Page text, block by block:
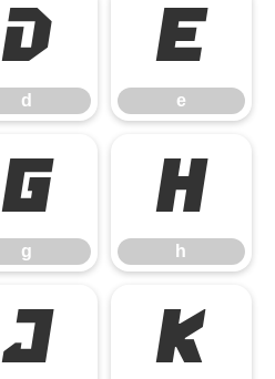
d
d
e
e
g
g
h
h
j k